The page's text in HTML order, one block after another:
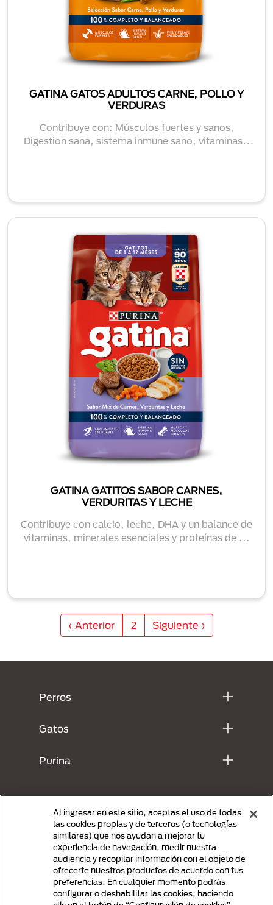
GATINA GATOS ADULTOS CARNE, POLLO Y
VERDURAS
Contribuye con: Músculos fuertes y sanos,
Digestion sana, sistema inmune sano, vitaminas y
GATINA GATITOS SABOR CARNES,
VERDURITAS Y LECHE
Contribuye con calcio, leche, DHA y un balance de
vitaminas, minerales esenciales y proteínas de ...
PaginaciónPágina anterior
‹ Anterior 2 Siguiente página
Siguiente ›
Perros
Gatos
Purina
Menu Footer Secundario Purina
Al ingresar en este sitio, aceptas el uso de todas
las cookies propias y de terceros (o tecnologías
similares) que nos ayudan a mejorar tu
experiencia de navegación, medir nuestra
audiencia y recopilar información con el objeto de
ofrecerte nuestros productos de acuerdo con tus
preferencias. En cualquier momento podrás
configurar o deshabilitar las cookies, haciendo